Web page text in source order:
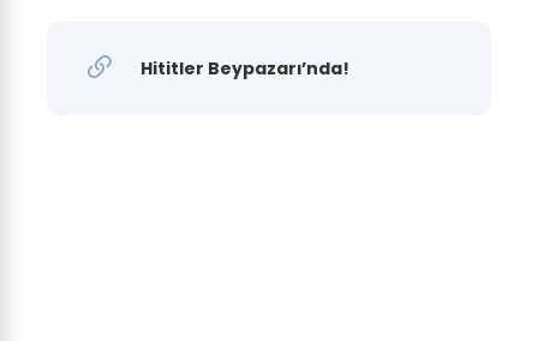
Hititler Beypazarı’nda!